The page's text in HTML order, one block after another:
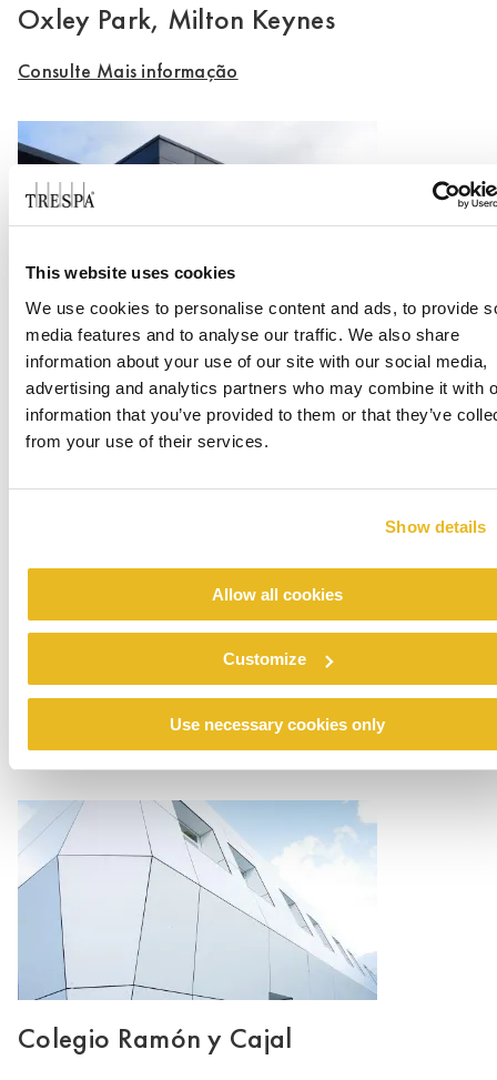
This website uses cookies
We use cookies to personalise content and ads, to provide
media features and to analyse our traffic. We also share
information about your use of our site with our social media,
advertising and analytics partners who may combine it with
information that you’ve provided to them or that they’ve
from your use of their services.
Show details
Allow all cookies
Customize
Use necessary cookies only
Oxley Park, Milton Keynes
Consulte Mais informação
Office Centrada
Consulte Mais informação
Renovation emergency shelter Stein
Consulte Mais informação
Colegio Ramón y Cajal